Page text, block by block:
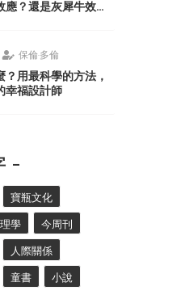
應？還是灰犀牛效
保倫·多倫
？用最科學的方法，
幸福設計師
寶瓶文化
學 今周刊
人際關係
童書 小說